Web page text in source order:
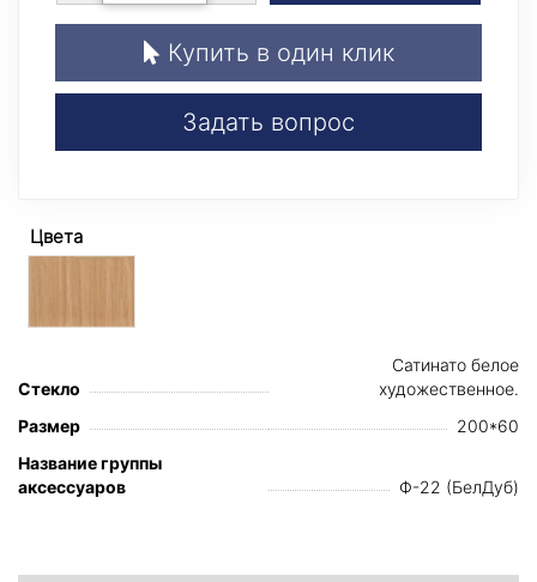
Купить в один клик
Задать вопрос
Цвета
Стекло
Сатинато белое
художественное.
Размер
200*60
Название группы
аксессуаров
Ф-22 (БелДуб)